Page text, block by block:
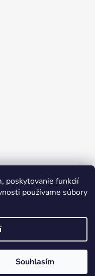
poskytovanie funkcií
používame súbory
Souhlasím
Adatelier
práva vyhrazena.